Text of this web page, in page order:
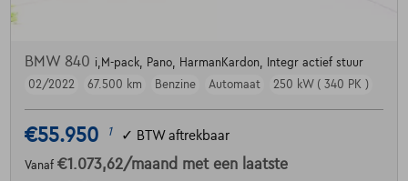
BMW 840 i,M-pack, Pano, HarmanKardon, Integr actief stuur
02/2022
67.500 km Benzine Automaat 250 kW ( 340 PK )
€55.950 1 ✓ BTW aftrekbaar
Vanaf €1.073,62/maand met een laatste